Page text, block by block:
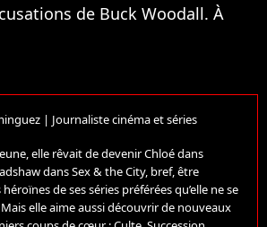
de Buck Woodall. À
| Journaliste cinéma et séries
elle rêvait de devenir Chloé dans
dans Sex & the City, bref, être
de ses séries préférées qu’elle ne se
elle aime aussi découvrir de nouveaux